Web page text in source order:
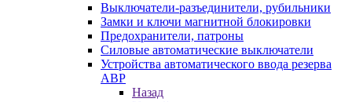
Выключатели-разъединители, рубильники
Замки и ключи магнитной блокировки
Предохранители, патроны
Силовые автоматические выключатели
Устройства автоматического ввода резерва
АВР
Назад